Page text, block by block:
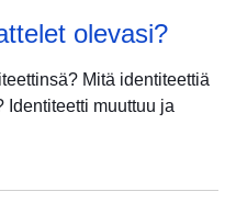
olevasi?
Mitä identiteettiä
Identiteetti muuttuu ja